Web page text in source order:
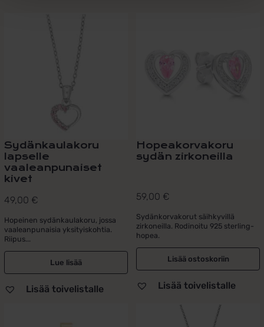
Sydänkaulakoru
lapselle
vaaleanpunaiset
kivet
49,00 €
Hopeinen sydänkaulakoru, jossa
vaaleanpunaisia yksityiskohtia.
Riipus...
Lue lisää
Lisää toivelistalle
Hopeakorvakoru
sydän zirkoneilla
59,00 €
Sydänkorvakorut säihkyvillä
zirkoneilla. Rodinoitu 925 sterling-
hopea.
Lisää ostoskoriin
Lisää toivelistalle